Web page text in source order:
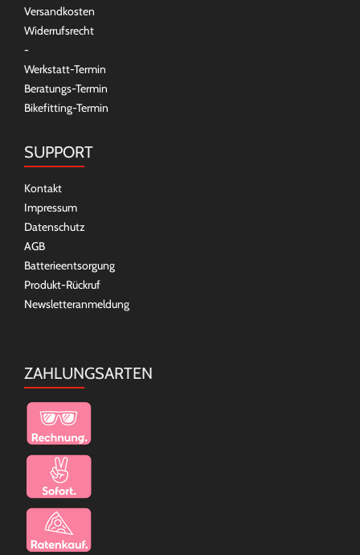
Versandkosten
Widerrufsrecht
-
Werkstatt-Termin
Beratungs-Termin
Bikefitting-Termin
SUPPORT
Kontakt
Impressum
Datenschutz
AGB
Batterieentsorgung
Produkt-Rückruf
Newsletteranmeldung
ZAHLUNGSARTEN